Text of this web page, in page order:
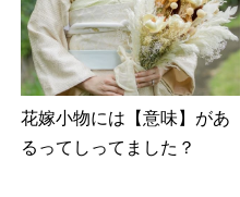
花嫁小物には【意味】があ
るってしってました？